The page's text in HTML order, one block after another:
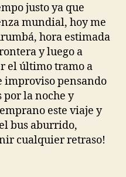
Curumba»
justo ya que
mundial, hoy me
hora estimada
y luego a
el último tramo a
improviso pensando
por la noche y
este viaje y
bus aburrido,
cualquier retraso!